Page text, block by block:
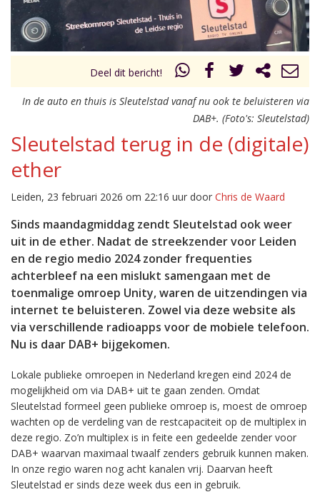
Deel dit bericht!
In de auto en thuis is Sleutelstad vanaf nu ook te beluisteren via
DAB+. (Foto's: Sleutelstad)
Sleutelstad terug in de (digitale)
ether
Leiden, 23 februari 2026 om 22:16 uur door Chris de Waard
Sinds maandagmiddag zendt Sleutelstad ook weer
uit in de ether. Nadat de streekzender voor Leiden
en de regio medio 2024 zonder frequenties
achterbleef na een mislukt samengaan met de
toenmalige omroep Unity, waren de uitzendingen via
internet te beluisteren. Zowel via deze website als
via verschillende radioapps voor de mobiele telefoon.
Nu is daar DAB+ bijgekomen.
Lokale publieke omroepen in Nederland kregen eind 2024 de
mogelijkheid om via DAB+ uit te gaan zenden. Omdat
Sleutelstad formeel geen publieke omroep is, moest de omroep
wachten op de verdeling van de restcapaciteit op de multiplex in
deze regio. Zo’n multiplex is in feite een gedeelde zender voor
DAB+ waarvan maximaal twaalf zenders gebruik kunnen maken.
In onze regio waren nog acht kanalen vrij. Daarvan heeft
Sleutelstad er sinds deze week dus een in gebruik.